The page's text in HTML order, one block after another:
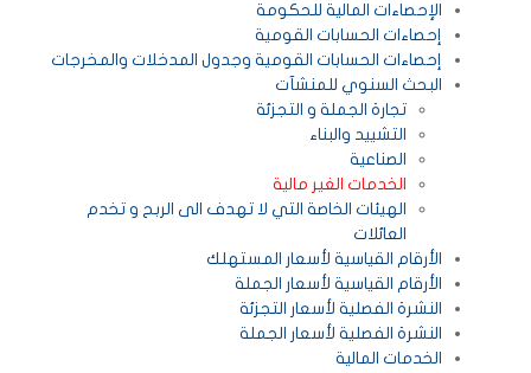
الإحصاءات المالية للحكومة
إحصاءات الحسابات القومية
إحصاءات الحسابات القومية وجدول المدخلات والمخرجات
البحث السنوي للمنشآت
تجارة الجملة و التجزئة
التشييد والبناء
الصناعية
الخدمات الغير مالية
الهيئات الخاصة التي لا تهدف الى الربح و تخدم
العائلات
الأرقام القياسية لأسعار المستهلك
الأرقام القياسية لأسعار الجملة
النشرة الفصلية لأسعار التجزئة
النشرة الفصلية لأسعار الجملة
الخدمات المالية